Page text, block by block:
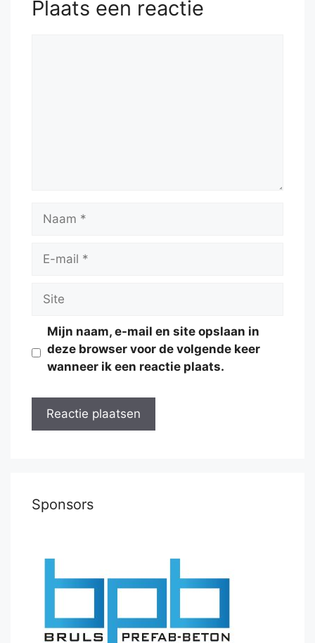
Plaats een reactie
Naam
Site
Mijn naam, e-mail en site opslaan in
deze browser voor de volgende keer
wanneer ik een reactie plaats.
Sponsors